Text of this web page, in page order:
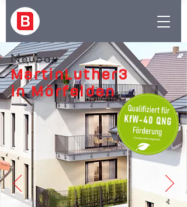
Neubau
MartinLuther3
in Mörfelden